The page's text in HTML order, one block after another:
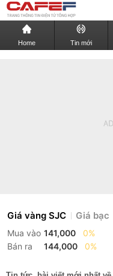
Home Tin mới
Giá vàng SJC Giá bạc
Mua vào 141,000
0%
Bán ra
144,000 0%